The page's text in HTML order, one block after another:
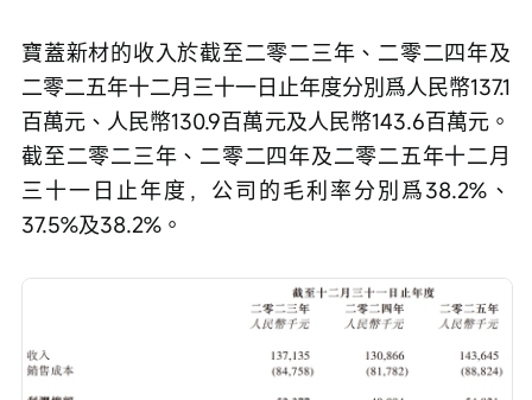
寶蓋新材的收入於截至二零二三年、二零二四年及
二零二五年十二月三十一日止年度分別爲人民幣137.1
百萬元、人民幣130.9百萬元及人民幣143.6百萬元。
截至二零二三年、二零二四年及二零二五年十二月
三十一日止年度，公司的毛利率分別爲38.2%、
37.5%及38.2%。